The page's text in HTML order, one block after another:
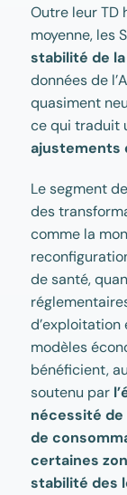
Outre leur TD
moyenne, les
stabilité de
données de
quasiment
ce qui traduit
ajustements
Le segment
des
comme la
de santé,
modèles
bénéficient,
soutenu par
nécessité
de
certaines
stabilité des